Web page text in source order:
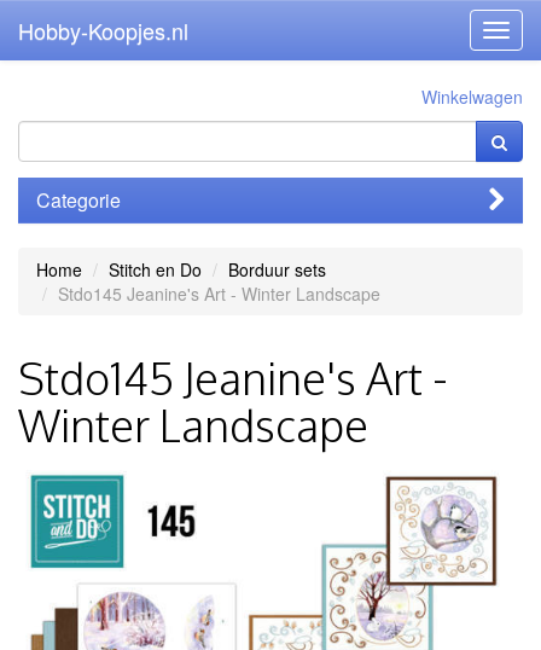
Hobby-Koopjes.nl
Winkelwagen
Categorie
Home Stitch en Do
Borduur sets
Stdo145 Jeanine's Art - Winter Landscape
Stdo145 Jeanine's Art -
Winter Landscape